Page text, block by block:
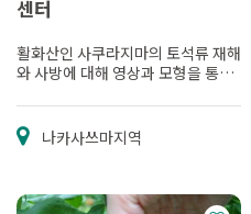
센터
활화산인 사쿠라지마의 토석류 재해
와 사방에 대해 영상과 모형을 통해
나카사쓰마지역